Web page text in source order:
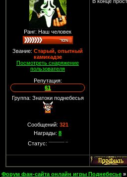
Ранг: Наш человек
Звание: Старый, опытный
камикадзе
Посмотреть снаряжение
пользователя
Репутация:
61
Группа: Знатоки поднебесья
Сообщений: 321
Награды: 8
Статус:
Форум фан-сайта онлайн игры Поднебесье »